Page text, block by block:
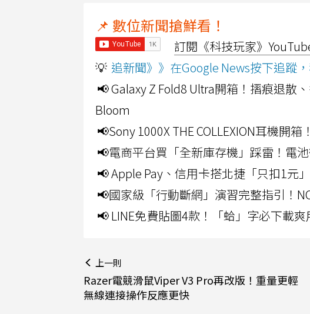
📌 數位新聞搶鮮看！
訂閱《科技玩家》
💡 追新聞》》在Google News按下追蹤
📢 Galaxy Z Fold8 Ultra開箱！摺痕退散
Bloom
📢Sony 1000X THE COLLEXION耳機開
📢電商平台買「全新庫存機」踩雷！電
📢 Apple Pay、信用卡搭北捷「只扣1元
📢國家級「行動斷網」演習完整指引！
📢 LINE免費貼圖4款！「蛤」字必下載
上一則
Razer電競滑鼠Viper V3 Pro再改版！重量更輕
無線連接操作反應更快